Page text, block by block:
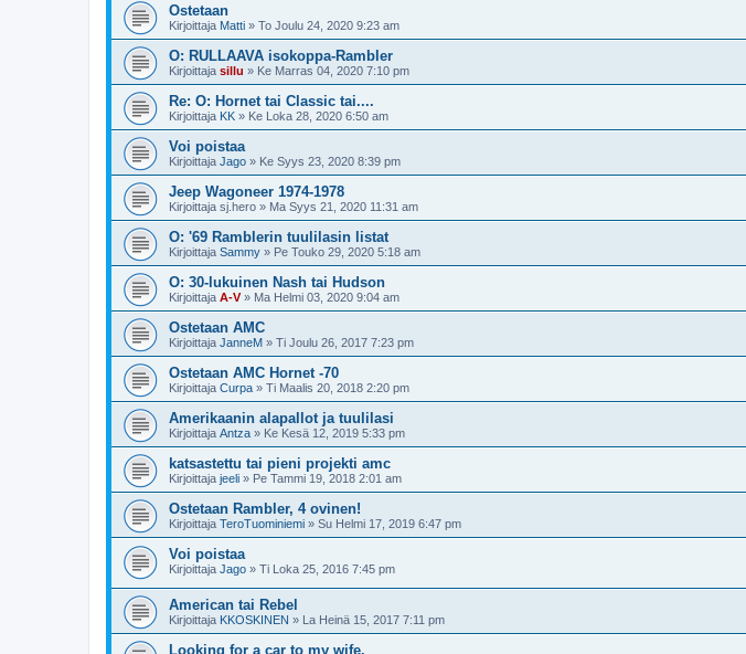
Ostetaan
Kirjoittaja Matti » To Joulu 24, 2020 9:23 am
O: RULLAAVA isokoppa-Rambler
Kirjoittaja sillu » Ke Marras 04, 2020 7:10 pm
Re: O: Hornet tai Classic tai....
Kirjoittaja KK » Ke Loka 28, 2020 6:50 am
Voi poistaa
Kirjoittaja Jago » Ke Syys 23, 2020 8:39 pm
Jeep Wagoneer 1974-1978
Kirjoittaja sj.hero » Ma Syys 21, 2020 11:31 am
O: '69 Ramblerin tuulilasin listat
Kirjoittaja Sammy » Pe Touko 29, 2020 5:18 am
O: 30-lukuinen Nash tai Hudson
Kirjoittaja A-V» Ma Helmi 03, 2020 9:04 am
Ostetaan AMC
Kirjoittaja JanneM » Ti Joulu 26, 2017 7:23 pm
Ostetaan AMC Hornet -70
Kirjoittaja Curpa » Ti Maalis 20, 2018 2:20 pm
Amerikaanin alapallot ja tuulilasi
Kirjoittaja Antza » Ke Kesä 12, 2019 5:33 pm
katsastettu tai pieni projekti amc
Kirjoittaja jeeli » Pe Tammi 19, 2018 2:01 am
Ostetaan Rambler, 4 ovinen!
Kirjoittaja TeroTuominiemi » Su Helmi 17, 2019 6:47 pm
Voi poistaa
Kirjoittaja Jago » Ti Loka 25, 2016 7:45 pm
American tai Rebel
Kirjoittaja KKOSKINEN » La Heinä 15, 2017 7:11 pm
Looking for a car to my wife.